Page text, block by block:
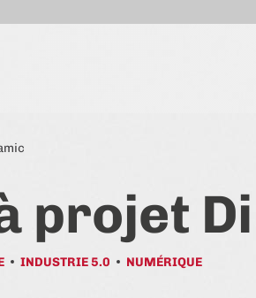
projet
INDUSTRIE 5.0 NUMÉRIQUE